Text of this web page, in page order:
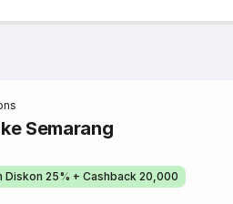
Semarang
Diskon 25% + Cashback 20,000